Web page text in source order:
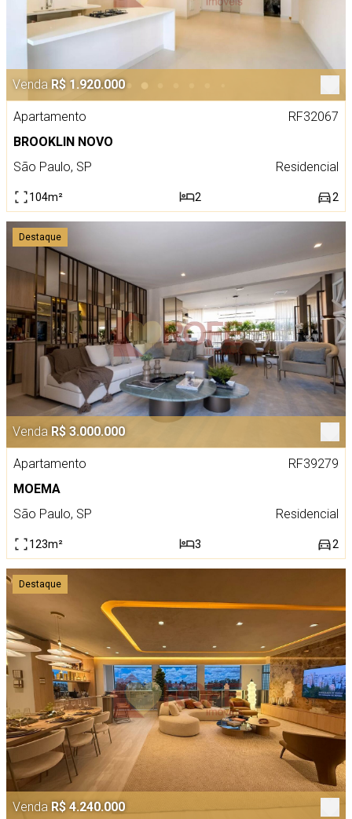
Venda R$ 1.920.000
Apartamento
RF32067
BROOKLIN NOVO
São Paulo, SP
Residencial
104m² 2 2
Destaque
Venda R$ 3.000.000
Apartamento
RF39279
MOEMA
São Paulo, SP
Residencial
123m² 3 2
Destaque
Venda R$ 4.240.000